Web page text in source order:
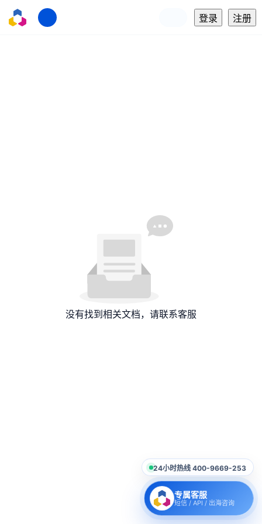
登录 注册
没有找到相关文档，请联系客服
24小时热线 400-9669-253
专属客服
短信 / API / 出海咨询